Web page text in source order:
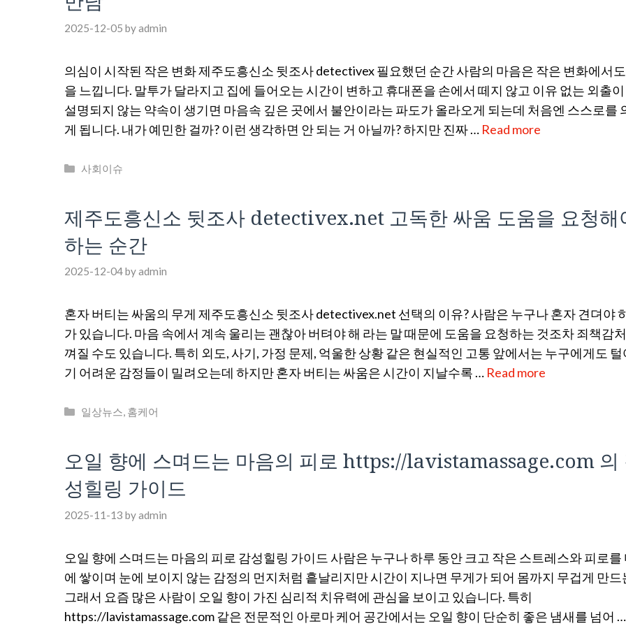
2025-12-05 byadmin
의심이 시작된 작은 변화 제주도흥신소 뒷조사 detectivex 필요했던 순간 사람의 마음은 작은 변화에서
을 느낍니다. 말투가 달라지고 집에 들어오는 시간이 변하고 휴대폰을 손에서 떼지 않고 이유 없는 외출이
설명되지 않는 약속이 생기면 마음속 깊은 곳에서 불안이라는 파도가 올라오게 되는데 처음엔 스스로를
게 됩니다. 내가 예민한 걸까? 이런 생각하면 안 되는 거 아닐까? 하지만 진짜 … Read more
Categories
사회이슈
제주도흥신소 뒷조사 detectivex.net 고독한 싸움 도움을 요청해
하는 순간
2025-12-04byadmin
혼자 버티는 싸움의 무게 제주도흥신소 뒷조사 detectivex.net 선택의 이유? 사람은 누구나 혼자 견뎌야
가 있습니다. 마음 속에서 계속 울리는 괜찮아 버텨야 해 라는 말 때문에 도움을 요청하는 것조차 죄책감
껴질 수도 있습니다. 특히 외도, 사기, 가정 문제, 억울한 상황 같은 현실적인 고통 앞에서는 누구에게도 털
기 어려운 감정들이 밀려오는데 하지만 혼자 버티는 싸움은 시간이 지날수록 … Read more
Categories
일상뉴스, 홈케어
오일 향에 스며드는 마음의 피로 https://lavistamassage.com 의
성힐링 가이드
2025-11-13 byadmin
오일 향에 스며드는 마음의 피로 감성힐링 가이드 사람은 누구나 하루 동안 크고 작은 스트레스와 피로를
에 쌓이며 눈에 보이지 않는 감정의 먼지처럼 흩날리지만 시간이 지나면 무게가 되어 몸까지 무겁게 만드
그래서 요즘 많은 사람이 오일 향이 가진 심리적 치유력에 관심을 보이고 있습니다. 특히
https://lavistamassage.com 같은 전문적인 아로마 케어 공간에서는 오일 향이 단순히 좋은 냄새를 넘어 …